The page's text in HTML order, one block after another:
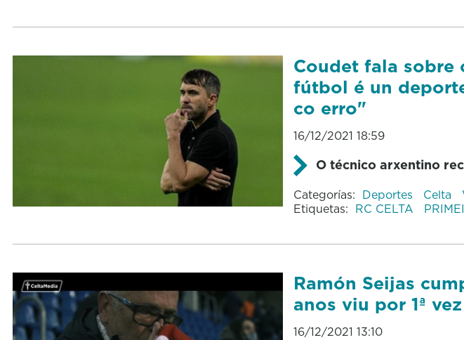
Coudet fala sobre
fútbol é un
co erro"
16/12/2021 18:59
O técnico arxentino
Categorías: Deportes Celta
Etiquetas: RC CELTA
Ramón Seijas
anos viu por 1ª
16/12/2021 13:10